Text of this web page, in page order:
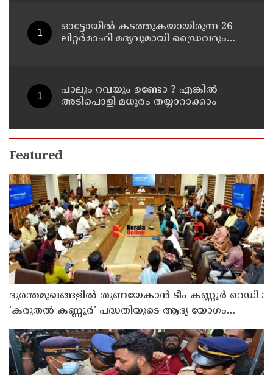
ഓട്ടോയിൽ കടത്തുകയായിരുന്ന 26
ലിറ്റർമാഹി മദ്യവുമായി ഡ്രൈവറും
പാലും റവയും ഉണ്ടോ ? എങ്കിൽ
അടിപൊളി മധുരം തയ്യാറാക്കാം
Featured
ദുരന്തമുഖങ്ങളിൽ തുണയേകാൻ ടീം കണ്ണൂർ റെഡി :
'കരുതൽ കണ്ണൂർ' പദ്ധതിയുടെ ആദ്യ യോഗം